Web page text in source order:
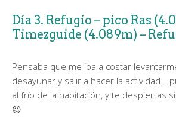
Día 3. Refugio – pico Ras
Timezguide (4.089m) –
Pensaba que me iba a costar
desayunar y salir a hacer la actividad…
al frío de la habitación, y te despiertas
😉